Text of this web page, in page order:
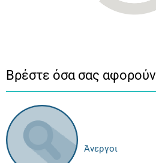
Βρέστε όσα σας αφορούν
Άνεργοι